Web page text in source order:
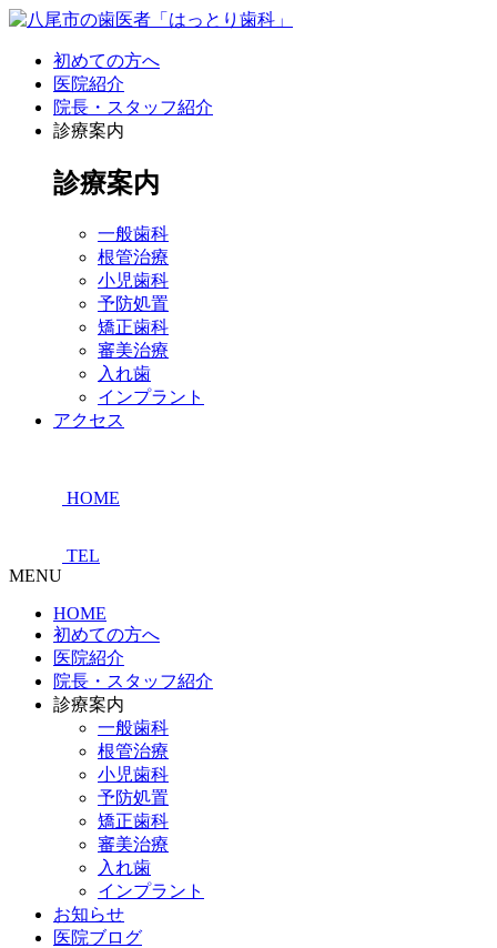
初めての方へ
医院紹介
院長・スタッフ紹介
診療案内
診療案内
一般歯科
根管治療
小児歯科
予防処置
矯正歯科
審美治療
入れ歯
インプラント
アクセス
HOME
TEL
MENU
HOME
初めての方へ
医院紹介
院長・スタッフ紹介
診療案内
一般歯科
根管治療
小児歯科
予防処置
矯正歯科
審美治療
入れ歯
インプラント
お知らせ
医院ブログ